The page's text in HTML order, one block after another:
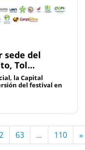
sede del
Tol...
la Capital
del festival en
63 ... 110 »